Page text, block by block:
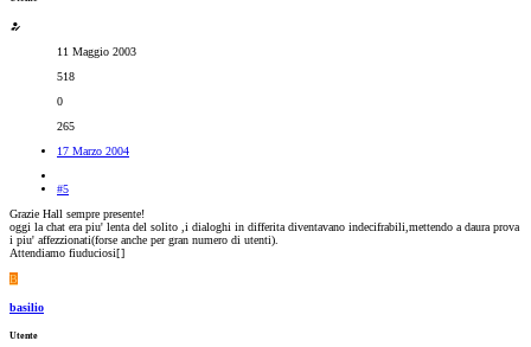
11 Maggio 2003
518
0
265
17 Marzo 2004
#5
Grazie Hall sempre presente!
oggi la chat era piu' lenta del solito ,i dialoghi in differita diventavano indecifrabili,mettendo a daura prova
i piu' affezzionati(forse anche per gran numero di utenti).
Attendiamo fiuduciosi[]
B
basilio
Utente